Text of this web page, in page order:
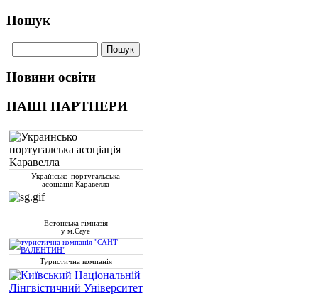
Пошук
Новини освіти
НАШІ ПАРТНЕРИ
Українсько-португальська
асоціація Каравелла
Естонська гімназія
у м.Сауе
Туристична компанія